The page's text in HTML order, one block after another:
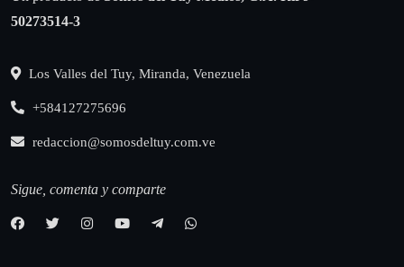
50273514-3
Los Valles del Tuy, Miranda, Venezuela
+584127275696
redaccion@somosdeltuy.com.ve
Sigue, comenta y comparte